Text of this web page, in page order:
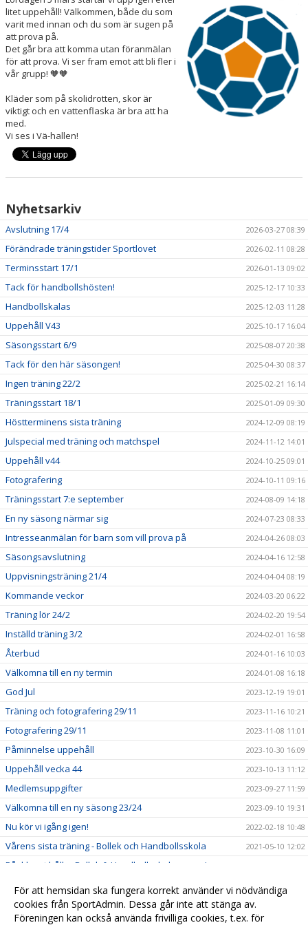
BILDGALLERI
DOKUMENT
KONTAKT
litet uppehåll! Välkommen, både du som
varit med innan och du som är sugen på
att prova på.
Det går bra att komma utan föranmälan
för att prova. Vi ser fram emot att bli fler i
vår grupp! 🧡🧡
Kläder som på skolidrotten, skor är
viktigt och en vattenflaska är bra att ha
med.
Vi ses i Vä-hallen!
Nyhetsarkiv
Avslutning 17/4 2026-03-27 08:39
Förändrade träningstider Sportlovet 2026-02-11 08:28
Terminsstart 17/1 2026-01-13 09:02
Tack för handbollshösten! 2025-12-17 10:33
Handbollskalas 2025-12-03 11:28
Uppehåll V43 2025-10-17 16:04
Säsongsstart 6/9 2025-08-07 20:38
Tack för den här säsongen! 2025-04-30 08:37
Ingen träning 22/2 2025-02-21 16:14
Träningsstart 18/1 2025-01-09 09:30
Höstterminens sista träning 2024-12-09 08:19
Julspecial med träning och matchspel 2024-11-12 14:01
Uppehåll v44 2024-10-25 09:01
Fotografering 2024-10-11 09:16
Träningsstart 7:e september 2024-08-09 14:18
En ny säsong närmar sig 2024-07-23 08:33
Intresseanmälan för barn som vill prova på 2024-04-26 08:03
Säsongsavslutning 2024-04-16 12:58
Uppvisningsträning 21/4 2024-04-04 08:19
Kommande veckor 2024-03-20 06:22
Träning lör 24/2 2024-02-20 19:54
Inställd träning 3/2 2024-02-01 16:58
Återbud 2024-01-16 10:03
Välkomna till en ny termin 2024-01-08 16:18
God Jul 2023-12-19 19:01
Träning och fotografering 29/11 2023-11-16 10:21
Fotografering 29/11 2023-11-08 11:01
Påminnelse uppehåll 2023-10-30 16:09
Uppehåll vecka 44 2023-10-13 11:12
Medlemsuppgifter 2023-09-27 11:59
Välkomna till en ny säsong 23/24 2023-09-10 19:31
Nu kör vi igång igen! 2022-02-18 10:48
Vårens sista träning - Bollek och Handbollsskola 2021-05-10 12:02
Påsklovet håller Bollek & Handbollsskolan paus!
Nu kör vi igång igen efter uppehållet 2021-02-08 11:48
Uppehåll i träningen 2020-12-15 18:47
För att hemsidan ska fungera korrekt använder vi nödvändiga
cookies från SportAdmin. Dessa går inte att stänga av.
Föreningen kan också använda frivilliga cookies, t.ex. för